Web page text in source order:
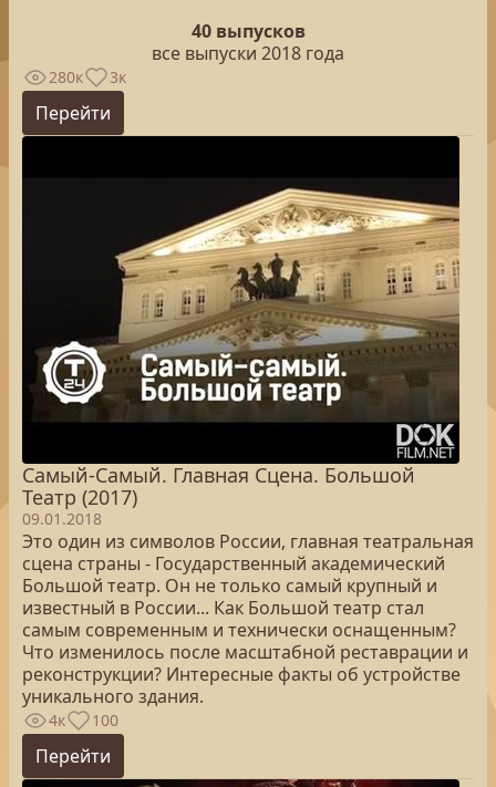
40 выпусков
все выпуски 2018 года
280к 3к
Перейти
Самый-Самый. Главная Сцена. Большой
Театр (2017)
09.01.2018
Это один из символов России, главная театральная
сцена страны - Государственный академический
Большой театр. Он не только самый крупный и
известный в России... Как Большой театр стал
самым современным и технически оснащенным?
Что изменилось после масштабной реставрации и
реконструкции? Интересные факты об устройстве
уникального здания.
4к 100
Перейти